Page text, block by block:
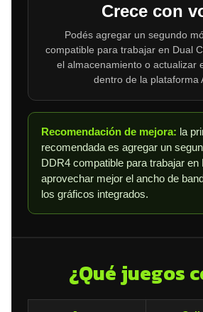
Crece con
Podés agregar un segundo
compatible para trabajar en Dual
el almacenamiento o actualizar
dentro de la plataforma
Recomendación de mejora: la
recomendada es agregar un
DDR4 compatible para trabajar en
aprovechar mejor el ancho de
los gráficos integrados.
¿Qué juegos